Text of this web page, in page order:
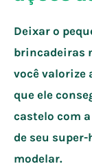
Deixar o
brincadeiras
você valorize
que ele
castelo com
de seu
modelar.